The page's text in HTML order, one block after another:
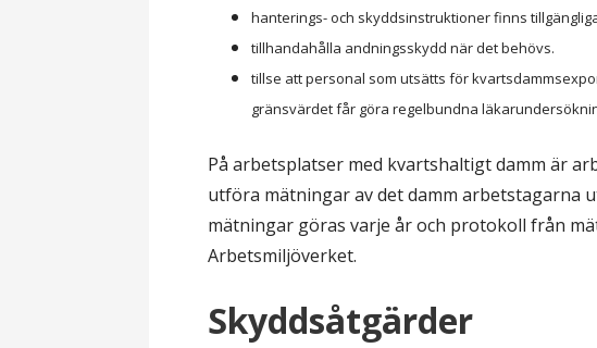
hanterings- och skyddsinstruktioner finns
tillhandahålla andningsskydd när det behövs.
tillse att personal som utsätts för
gränsvärdet får göra regelbundna
På arbetsplatser med kvartshaltigt damm är
utföra mätningar av det damm arbetstagarna
mätningar göras varje år och protokoll från
Arbetsmiljöverket.
Skyddsåtgärder